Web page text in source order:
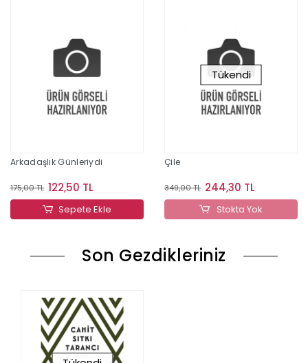
Arkadaşlık Günleriydi
175,00 TL 122,50 TL
Sepete Ekle
Tükendi
Çile
349,00 TL 244,30 TL
Stokta Yok
Son Gezdikleriniz